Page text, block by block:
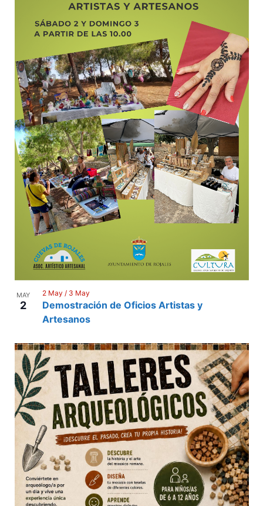
MAY
2
Demostración de Oficios Artistas y
Artesanos
2 May / 3 May